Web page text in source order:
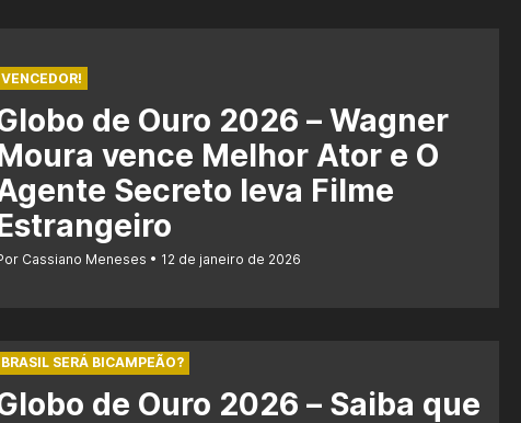
VENCEDOR!
de Ouro 2026 – Wagner
vence Melhor Ator e O
Secreto leva Filme
Cassiano Meneses 12 de janeiro de 2026
BRASIL SERÁ BICAMPEÃO?
de Ouro 2026 – Saiba que